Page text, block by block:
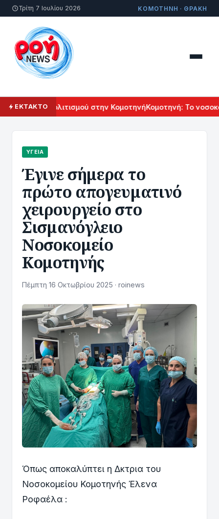
Τρίτη 7 Ιουλίου 2026 ΚΟΜΟΤΗΝΗ · ΘΡΑΚΗ
ΕΚΤΑΚΤΟΠολιτισμού στην ΚομοτηνήΚομοτηνή: Το
ΥΓΕΊΑ
Έγινε σήμερα το
πρώτο απογευματινό
χειρουργείο στο
Σισμανόγλειο
Νοσοκομείο
Κομοτηνής
Πέμπτη 16 Οκτωβρίου 2025 · roinews
Όπως αποκαλύπτει η Δκτρια του
Νοσοκομείου Κομοτηνής Έλενα
Ροφαέλα :